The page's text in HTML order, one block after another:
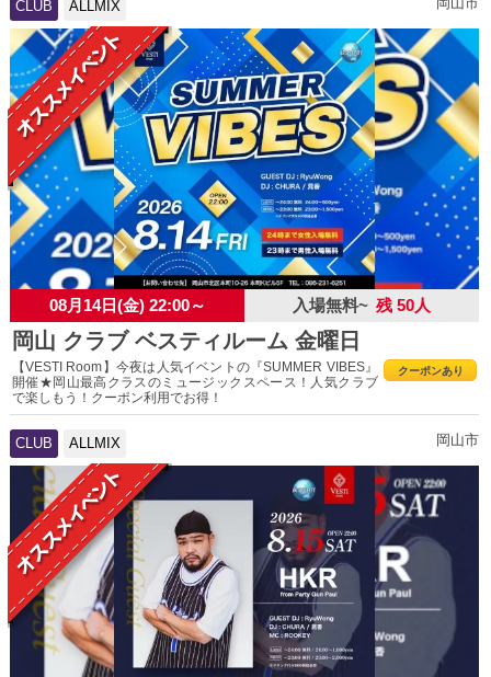
CLUB ALLMIX
08月14日(金) 22:00～ 入場無料~ 残 50人
岡山 クラブ ベスティルーム 金曜日
クーポンあり
【VESTI Room】今夜は人気イベントの『SUMMER VIBES』
開催★岡山最高クラスのミュージックスペース！人気クラブ
で楽しもう！クーポン利用でお得！
CLUB ALLMIX 岡山市